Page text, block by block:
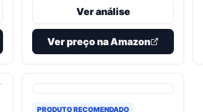
Ver análise
Ver preço na Amazon
PRODUTO RECOMENDADO